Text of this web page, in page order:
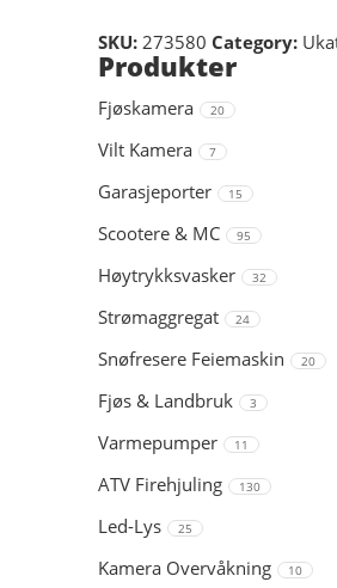
SKU: 273580 Category:
Produkter
Fjøskamera 20
Vilt Kamera 7
Garasjeporter 15
Scootere & MC 95
Høytrykksvasker 32
Strømaggregat 24
Snøfresere Feiemaskin 20
Fjøs & Landbruk 3
Varmepumper 11
ATV Firehjuling 130
Led-Lys 25
Kamera Overvåkning 10